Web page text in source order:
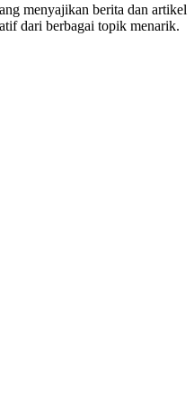
menyajikan berita dan artikel
dari berbagai topik menarik.